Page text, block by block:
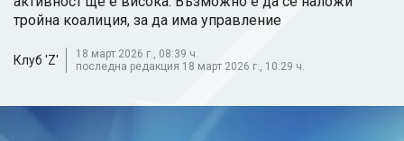
тройна коалиция, за да има управление
Клуб 'Z'
18 март 2026 г., 08:39 ч.
последна редакция 18 март 2026 г., 10:29 ч.